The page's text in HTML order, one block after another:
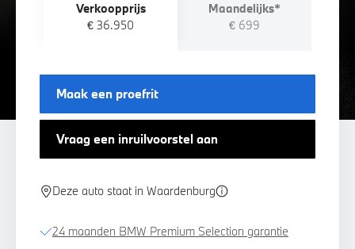
Verkoopprijs
€ 36.950
Maandelijks*
€ 699
Maak een proefrit
Vraag een inruilvoorstel aan
Deze auto staat in Waardenburg
24 maanden BMW Premium Selection garantie